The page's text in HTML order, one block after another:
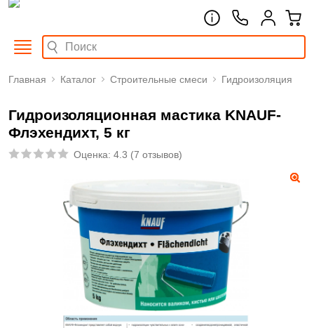
Главная Каталог Строительные смеси Гидроизоляция
Гидроизоляционная мастика KNAUF-
Флэхендихт, 5 кг
Оценка: 4.3 (7 отзывов)